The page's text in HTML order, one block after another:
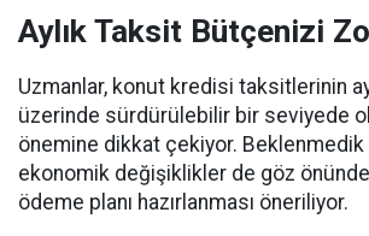
Aylık Taksit Bütçenizi
Uzmanlar, konut kredisi taksitlerinin
üzerinde sürdürülebilir bir seviyede
önemine dikkat çekiyor.
ekonomik değişiklikler de göz
ödeme planı hazırlanması öneriliyor.